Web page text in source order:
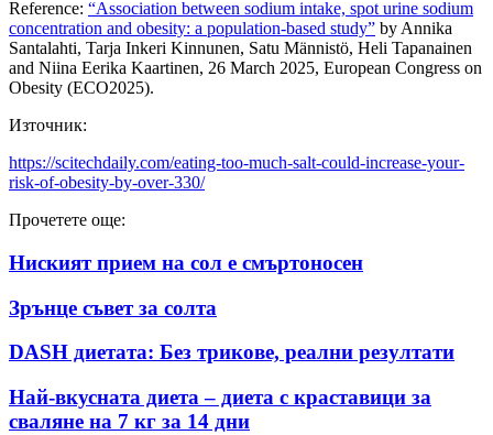
Reference: “Association between sodium intake, spot urine sodium
concentration and obesity: a population-based study” by Annika
Santalahti, Tarja Inkeri Kinnunen, Satu Männistö, Heli Tapanainen
and Niina Eerika Kaartinen, 26 March 2025, European Congress on
Obesity (ECO2025).
Източник:
https://scitechdaily.com/eating-too-much-salt-could-increase-your-
risk-of-obesity-by-over-330/
Прочетете още:
Ниският прием на сол е смъртоносен
Зрънце съвет за солта
DASH диетата: Без трикове, реални резултати
Най-вкусната диета – диета с краставици за
сваляне на 7 кг за 14 дни